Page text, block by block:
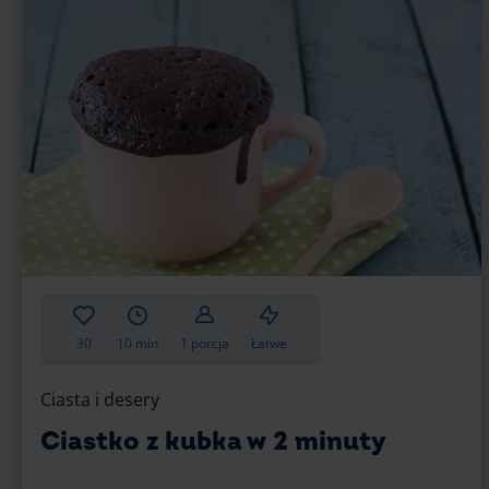
30 10 min 1 porcja Łatwe
Ciasta i desery
Ciastko z kubka w 2 minuty